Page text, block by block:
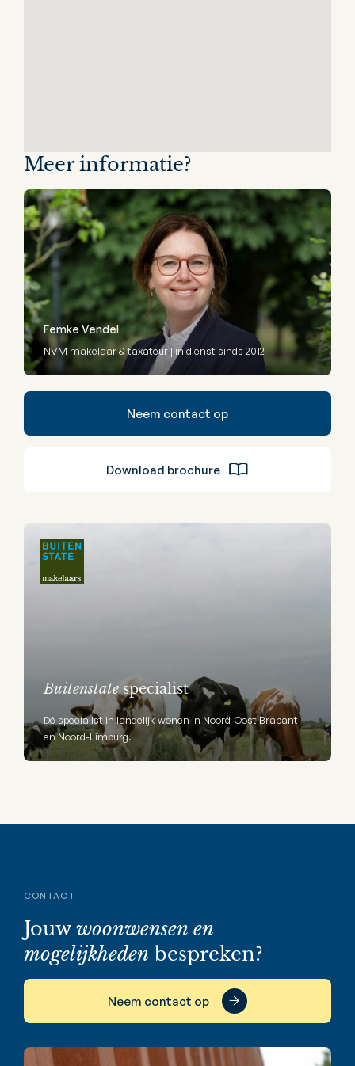
Meer informatie?
Femke Vendel
NVM makelaar & taxateur | in dienst sinds 2012
Neem contact op
Download brochure
Buitenstatespecialist
Dé specialist in landelijk wonen in Noord-Oost Brabant
en Noord-Limburg.
CONTACT
Jouwwoonwensen en
mogelijkheden bespreken?
Neem contact op